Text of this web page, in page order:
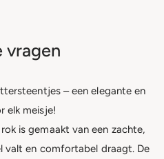
vragen
– een elegante en
elk meisje!
is gemaakt van een zachte,
valt en comfortabel draagt. De